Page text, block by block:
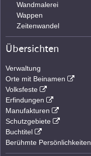
Wandmalerei
Wappen
Zeitenwandel
Übersichten
Verwaltung
Orte mit Beinamen
Volksfeste
Erfindungen
Manufakturen
Schutzgebiete
Buchtitel
Berühmte Persönlichkeiten